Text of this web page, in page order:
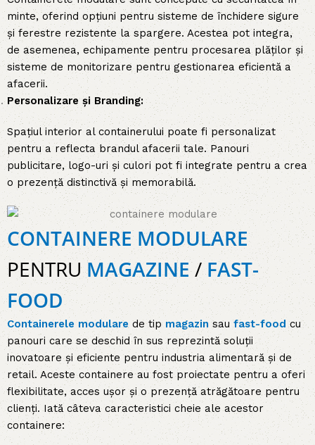
minte, oferind opțiuni pentru sisteme de închidere sigure
și ferestre rezistente la spargere. Acestea pot integra,
de asemenea, echipamente pentru procesarea plăților și
sisteme de monitorizare pentru gestionarea eficientă a
afacerii.
Personalizare și Branding:
Spațiul interior al containerului poate fi personalizat
pentru a reflecta brandul afacerii tale. Panouri
publicitare, logo-uri și culori pot fi integrate pentru a crea
o prezență distinctivă și memorabilă.
CONTAINERE MODULARE
PENTRUMAGAZINE /FAST-
FOOD
Containerele modulare de tip magazinsaufast-food cu
panouri care se deschid în sus reprezintă soluții
inovatoare și eficiente pentru industria alimentară și de
retail. Aceste containere au fost proiectate pentru a oferi
flexibilitate, acces ușor și o prezență atrăgătoare pentru
clienți. Iată câteva caracteristici cheie ale acestor
containere: